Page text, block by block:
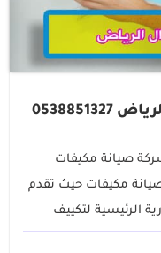
صيانة مكيفات
مكيفات حيث تقدم
الرئيسية لتكييف